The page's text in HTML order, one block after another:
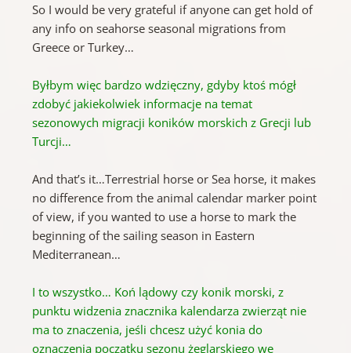
So I would be very grateful if anyone can get hold of
any info on seahorse seasonal migrations from
Greece or Turkey…
Byłbym więc bardzo wdzięczny, gdyby ktoś mógł
zdobyć jakiekolwiek informacje na temat
sezonowych migracji koników morskich z Grecji lub
Turcji…
And that’s it…Terrestrial horse or Sea horse, it makes
no difference from the animal calendar marker point
of view, if you wanted to use a horse to mark the
beginning of the sailing season in Eastern
Mediterranean…
I to wszystko… Koń lądowy czy konik morski, z
punktu widzenia znacznika kalendarza zwierząt nie
ma to znaczenia, jeśli chcesz użyć konia do
oznaczenia początku sezonu żeglarskiego we